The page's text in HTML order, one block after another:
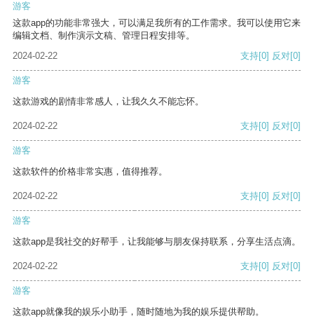
游客
这款app的功能非常强大，可以满足我所有的工作需求。我可以使用它来
编辑文档、制作演示文稿、管理日程安排等。
2024-02-22
支持[0] 反对[0]
游客
这款游戏的剧情非常感人，让我久久不能忘怀。
2024-02-22 支持[0] 反对[0]
游客
这款软件的价格非常实惠，值得推荐。
2024-02-22 支持[0] 反对[0]
游客
这款app是我社交的好帮手，让我能够与朋友保持联系，分享生活点滴。
2024-02-22 支持[0] 反对[0]
游客
这款app就像我的娱乐小助手，随时随地为我的娱乐提供帮助。